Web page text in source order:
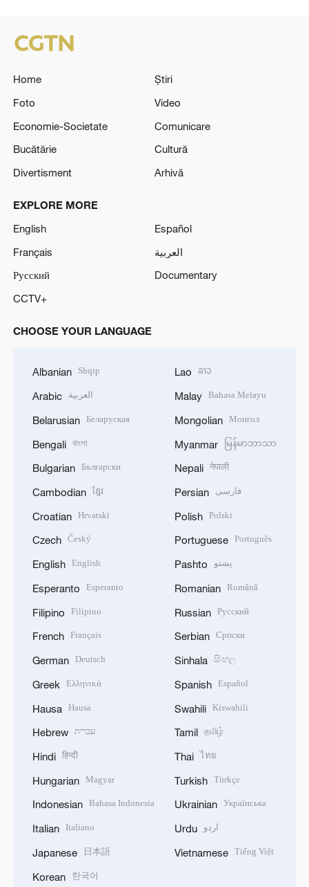
Home
Știri
Foto
Video
Economie-Societate
Comunicare
Bucătărie
Cultură
Divertisment
Arhivă
EXPLORE MORE
English
Español
Français
العربية
Русский
Documentary
CCTV+
CHOOSE YOUR LANGUAGE
Albanian Shqip
Arabic العربية
Belarusian Беларуская
Bengali বাংলা
Bulgarian Български
Cambodian ខ្មែរ
Croatian Hrvatski
Czech Český
English English
Esperanto Esperanto
Filipino Filipino
French Français
German Deutsch
Greek Ελληνικά
Hausa Hausa
Hebrew עברית
Hindi हिन्दी
Hungarian Magyar
Indonesian Bahasa Indonesia
Italian Italiano
Japanese 日本語
Korean 한국어
Lao ລາວ
Malay Bahasa Melayu
Mongolian Монгол
Myanmar မြန်မာဘာသာ
Nepali नेपाली
Persian فارسی
Polish Polski
Portuguese Português
Pashto پښتو
Romanian Română
Russian Русский
Serbian Српски
Sinhala සිංහල
Spanish Español
Swahili Kiswahili
Tamil தமிழ்
Thai ไทย
Turkish Türkçe
Ukrainian Українська
Urdu اردو
Vietnamese Tiếng Việt